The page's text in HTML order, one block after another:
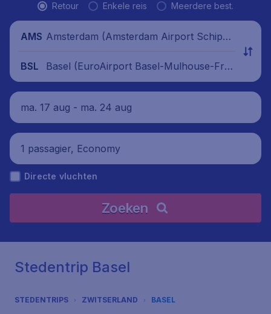
Retour Enkele reis Meerdere best.
AMS Amsterdam (Amsterdam Airport Schipho
BSL
Basel (EuroAirport Basel-Mulhouse-Frei
burg), Zwitserland
ma. 17 aug - ma. 24 aug
1 passagier, Economy
Directe vluchten
Zoeken
Stedentrip Basel
STEDENTRIPS ZWITSERLAND BASEL